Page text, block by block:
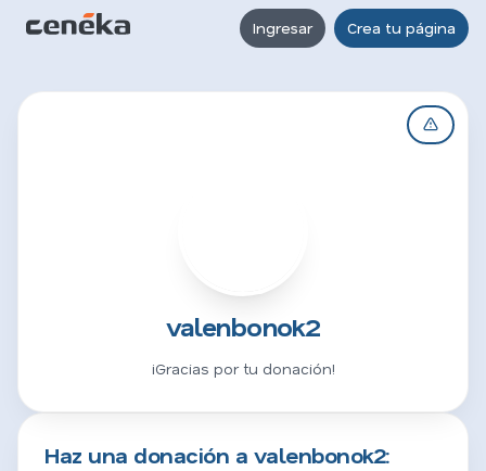
Ingresar Crea tu página
valenbonok2
¡Gracias por tu donación!
Haz una donación a valenbonok2: